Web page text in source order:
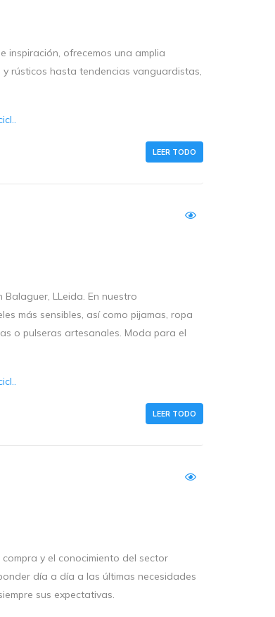
inspiración, ofrecemos una amplia
rústicos hasta tendencias vanguardistas,
LEER TODO
LLeida. En nuestro
más sensibles, así como pijamas, ropa
o pulseras artesanales. Moda para el
LEER TODO
y el conocimiento del sector
día a día a las últimas necesidades
sus expectativas.